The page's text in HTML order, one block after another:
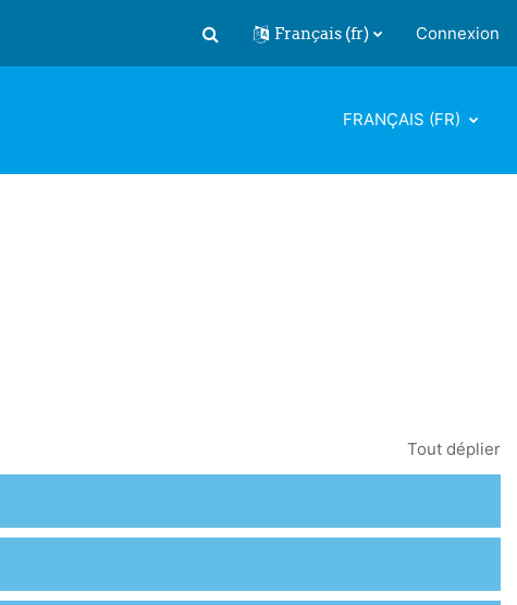
Activer/désactiver la saisie de
Français ‎(fr)‎ Connexion
FRANÇAIS ‎(FR)‎
Tout déplier